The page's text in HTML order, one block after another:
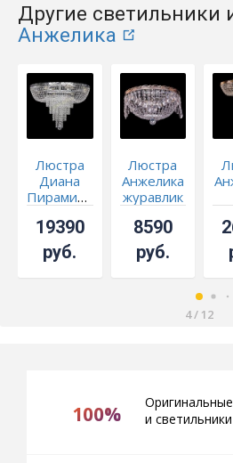
Другие светильники
Анжелика
Люстра
Диана
Пирамида
19390
руб.
Люстра
Анжелика
журавлик
8590
руб.
4/ 12
100%
и светильники